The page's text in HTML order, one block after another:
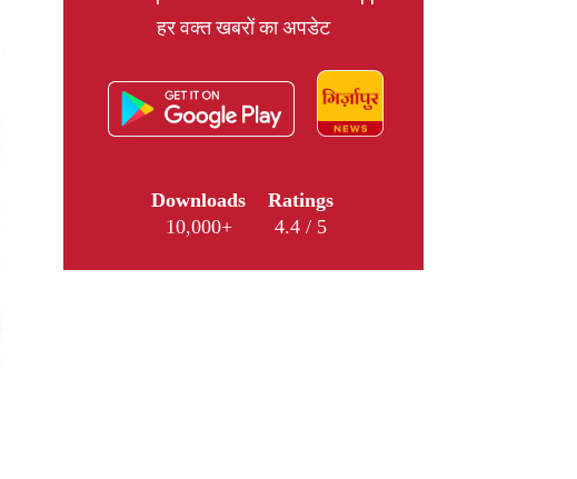
हर वक्त खबरों का अपडेट
Downloads
10,000+
Ratings
4.4 / 5